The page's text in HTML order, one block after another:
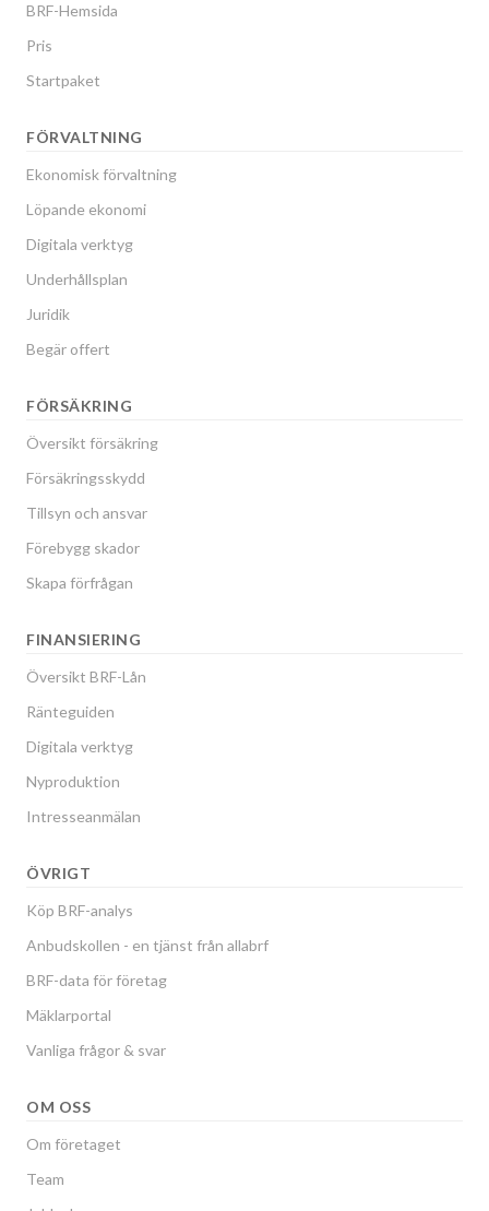
BRF-Hemsida
Pris
Startpaket
FÖRVALTNING
Ekonomisk förvaltning
Löpande ekonomi
Digitala verktyg
Underhållsplan
Juridik
Begär offert
FÖRSÄKRING
Översikt försäkring
Försäkringsskydd
Tillsyn och ansvar
Förebygg skador
Skapa förfrågan
FINANSIERING
Översikt BRF-Lån
Ränteguiden
Digitala verktyg
Nyproduktion
Intresseanmälan
ÖVRIGT
Köp BRF-analys
Anbudskollen - en tjänst från allabrf
BRF-data för företag
Mäklarportal
Vanliga frågor & svar
OM OSS
Om företaget
Team